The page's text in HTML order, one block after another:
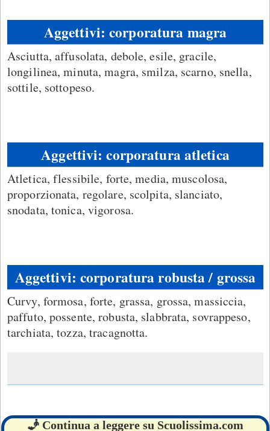
Aggettivi: corporatura magra
Asciutta, affusolata, debole, esile, gracile,
longilinea, minuta, magra, smilza, scarno, snella,
sottile, sottopeso.
Aggettivi: corporatura atletica
Atletica, flessibile, forte, media, muscolosa,
proporzionata, regolare, scolpita, slanciato,
snodata, tonica, vigorosa.
Aggettivi: corporatura robusta / grossa
Curvy, formosa, forte, grassa, grossa, massiccia,
paffuto, possente, robusta, slabbrata, sovrappeso,
tarchiata, tozza, tracagnotta.
🧞 Continua a leggere su Scuolissima.com